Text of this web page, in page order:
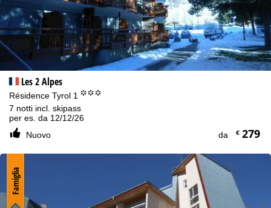
Les 2 Alpes
Résidence Tyrol 1 °°°
7 notti incl. skipass
per es. da 12/12/26
Nuovo
da €279
Famiglia